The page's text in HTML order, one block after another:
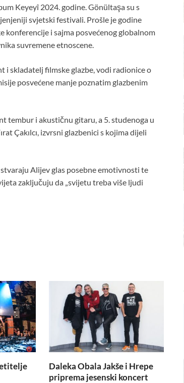
Keyeyî 2024. godine. Gönültaşa su s
svjetski festivali. Prošle je godine
konferencije i sajma posvećenog globalnom
suvremene etnoscene.
i skladatelj filmske glazbe, vodi radionice o
posvećene manje poznatim glazbenim
tembur i akustičnu gitaru, a 5. studenoga u
Çakılcı, izvrsni glazbenici s kojima dijeli
Alijev glas posebne emotivnosti te
zaključuju da „svijetu treba više ljudi
Daleka Obala Jakše i Hrepe
priprema jesenski koncert